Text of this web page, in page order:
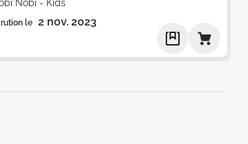
Nobi - Kids
le 2 nov. 2023